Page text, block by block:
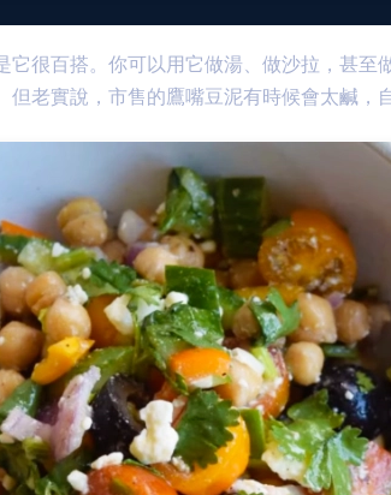
它很百搭。你可以用它做湯、做沙拉，甚至
老實說，市售的鷹嘴豆泥有時候會太鹹，